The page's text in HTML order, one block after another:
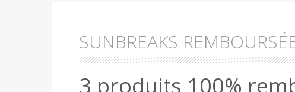
SUNBREAKS
3 produits 100%